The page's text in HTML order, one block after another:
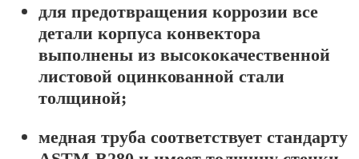
для предотвращения коррозии все
детали корпуса конвектора
выполнены из высококачественной
листовой оцинкованной стали
толщиной;
медная труба соответствует стандарту